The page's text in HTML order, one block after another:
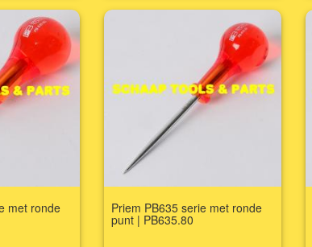
met ronde Priem PB635 serie met ronde
punt | PB635.80